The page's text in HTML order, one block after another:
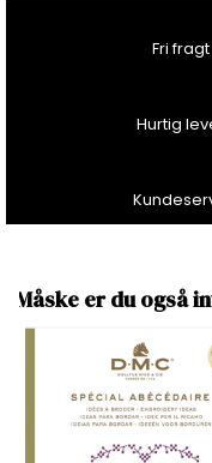
Fri
Hurtig
Måske er du også